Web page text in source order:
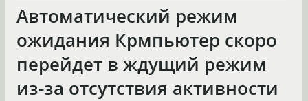
Автоматический режим
ожидания Крмпьютер скоро
перейдет в ждущий режим
из-за отсутствия активности